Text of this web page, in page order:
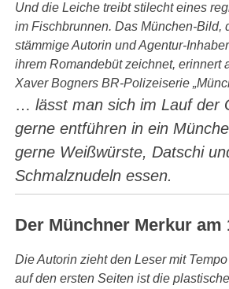
Und die Leiche treibt stilecht eines
im Fischbrunnen.Das München-Bild,
stämmige Autorin und Agentur-
ihrem Romandebüt zeichnet, erinnert
Xaver Bogners BR-Polizeiserie
…lässt man sich im Lauf der
gerne entführen in ein
gerne Weißwürste, Datschi
Schmalznudeln essen.
Der Münchner Merkur am
Die Autorin zieht den Leser mit
auf den ersten Seiten ist die